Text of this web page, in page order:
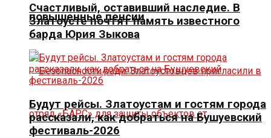
повышенные пенсии
Счастливый, оставивший наследие. В
Златоусте почтят память известного
барда Юрия Зыкова
Будут рейсы. Златоустам и гостям города
рассказали, как добраться на Бушуевский
фестиваль-2026